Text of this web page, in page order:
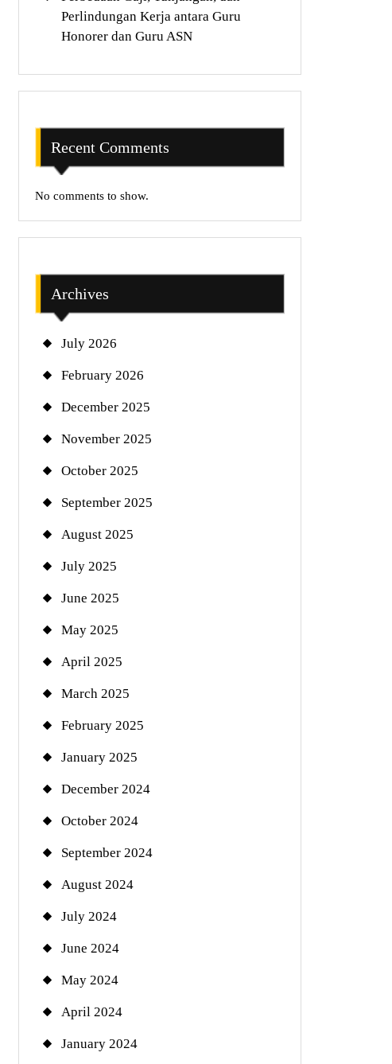
Perlindungan Kerja antara Guru
Honorer dan Guru ASN
Recent Comments
No comments to show.
Archives
July 2026
February 2026
December 2025
November 2025
October 2025
September 2025
August 2025
July 2025
June 2025
May 2025
April 2025
March 2025
February 2025
January 2025
December 2024
October 2024
September 2024
August 2024
July 2024
June 2024
May 2024
April 2024
January 2024